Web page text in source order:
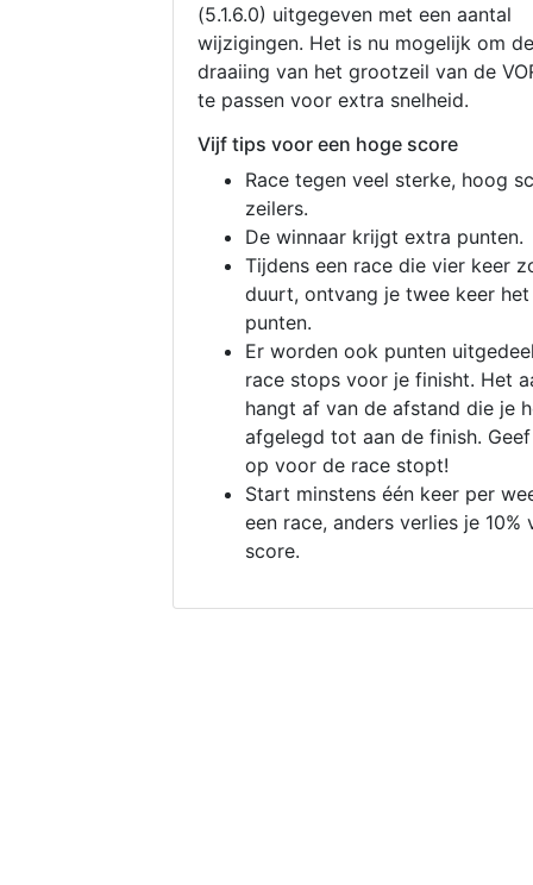
(5.1.6.0) uitgegeven met een aantal
wijzigingen. Het is nu mogelijk om de
draaiing van het grootzeil van de
te passen voor extra snelheid.
Vijf tips voor een hoge score
Race tegen veel sterke, hoog
zeilers.
De winnaar krijgt extra punten.
Tijdens een race die vier keer
duurt, ontvang je twee keer
punten.
Er worden ook punten
race stops voor je finisht. Het
hangt af van de afstand die je
afgelegd tot aan de finish.
op voor de race stopt!
Start minstens één keer per
een race, anders verlies je 10%
score.